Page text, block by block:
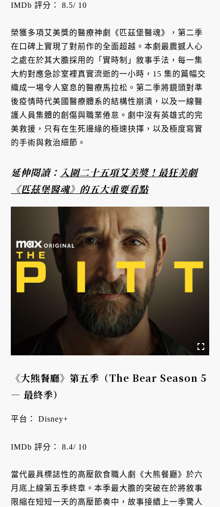
IMDb 評分： 8.5/ 10
榮獲多項艾美獎的醫療神劇《匹茲堡醫魂》，第二季
在口碑上實現了對前作的全面超越。本劇最震撼人心
之處在於其大膽採用的「實時制」敘事手法，每一集
大約對應急診室裡真實流逝的一小時，15 集的篇幅交
織成一場令人窒息的醫療馬拉松。第二季將鏡頭對準
後疫情時代美國醫療體系的結構性崩潰，以及一線醫
護人員集體的創傷與職業倦怠。劇中沒有英雄式的完
美救援，只有在生死邊緣的極速抉擇，以及極度寫實
的手術與救治細節。
延伸閱讀： 入圍二十五項艾美獎！最狂美劇
《匹茲堡醫魂》的五大重要看點
《大熊餐廳》第五季（The Bear Season 5
— 最終季）
平台： Disney+
IMDb 評分： 8.4/ 10
當代最具標誌性的高壓飲食職人劇《大熊餐廳》於六
月底上線第五季終章。本季最大膽的突破在於將敘事
限縮在短短一天的高壓節奏中，故事接續上一季驚人